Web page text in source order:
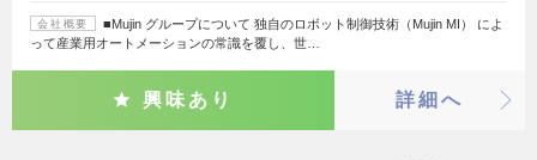
会社概要
■Mujin グループについて 独自のロボット制御技術（Mujin MI） によ
って産業用オートメーションの常識を覆し、世…
興味あり 詳細へ